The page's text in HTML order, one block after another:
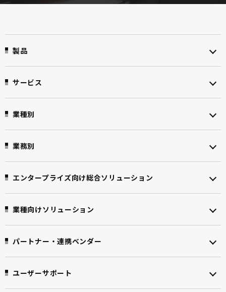
製品
サービス
業種別
業務別
エンタープライズ向け総合ソリューション
業種向けソリューション
パートナー・連携ベンダー
ユーザーサポート